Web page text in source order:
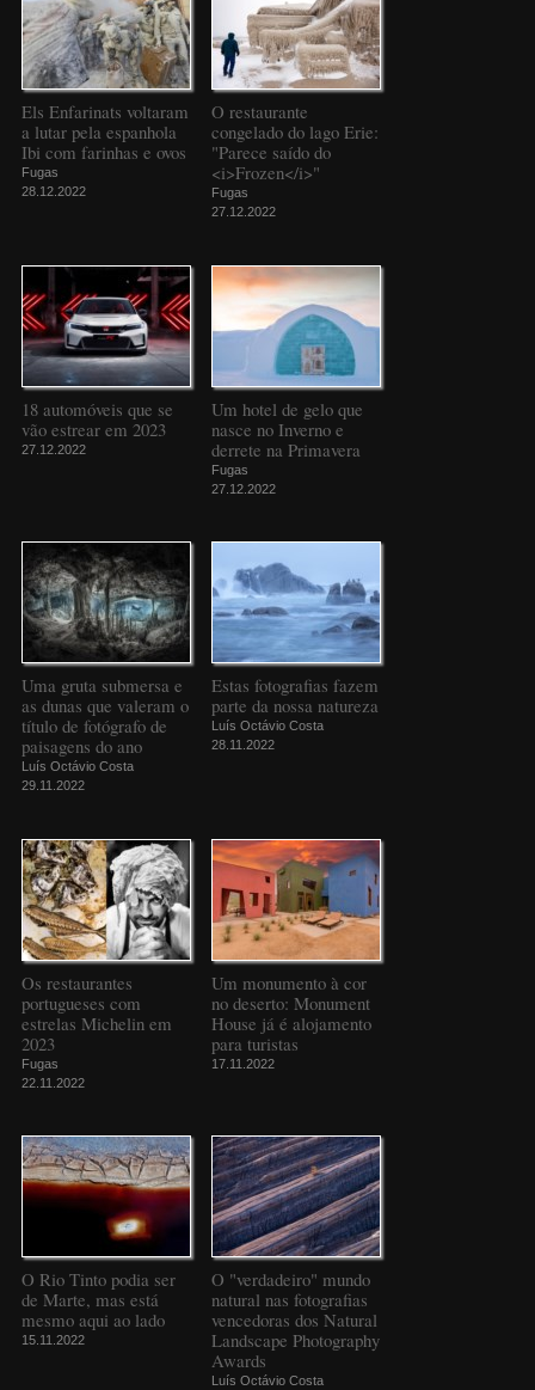
Els Enfarinats voltaram
a lutar pela espanhola
Ibi com farinhas e ovos
Fugas
28.12.2022
O restaurante
congelado do lago Erie:
"Parece saído do
<i>Frozen</i>"
Fugas
27.12.2022
18 automóveis que se
vão estrear em 2023
27.12.2022
Um hotel de gelo que
nasce no Inverno e
derrete na Primavera
Fugas
27.12.2022
Uma gruta submersa e
as dunas que valeram o
título de fotógrafo de
paisagens do ano
Luís Octávio Costa
29.11.2022
Estas fotografias fazem
parte da nossa natureza
Luís Octávio Costa
28.11.2022
Os restaurantes
portugueses com
estrelas Michelin em
2023
Fugas
22.11.2022
Um monumento à cor
no deserto: Monument
House já é alojamento
para turistas
17.11.2022
O Rio Tinto podia ser
de Marte, mas está
mesmo aqui ao lado
15.11.2022
O "verdadeiro" mundo
natural nas fotografias
vencedoras dos Natural
Landscape Photography
Awards
Luís Octávio Costa